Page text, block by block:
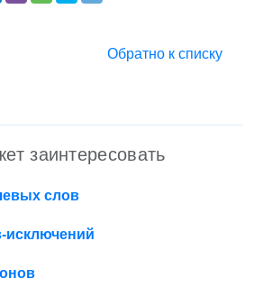
Обратно к списку
заинтересовать
слов
исключений